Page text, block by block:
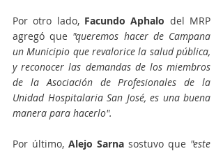
Por otro lado, Facundo Aphalo del MRP
agregó que "queremos hacer de Campana
un Municipio que revalorice la salud pública,
y reconocer las demandas de los miembros
de la Asociación de Profesionales de la
Unidad Hospitalaria San José, es una buena
manera para hacerlo".
Por último, Alejo Sarna sostuvo que "este